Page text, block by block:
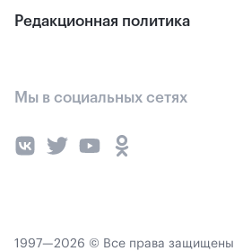
Редакционная политика
Мы в социальных сетях
1997—2026 © Все права защищены